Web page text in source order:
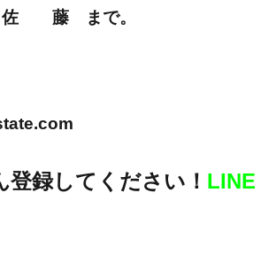
佐 藤 まで。
録してください！ LINE